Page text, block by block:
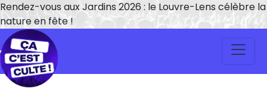
Rendez-vous aux Jardins 2026 : le Louvre-Lens célèbre la
nature en fête !